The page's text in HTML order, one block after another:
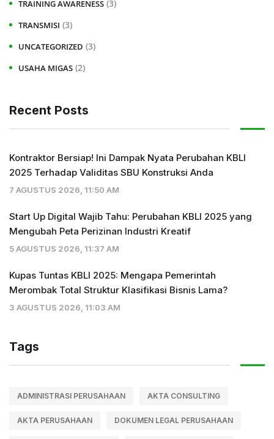
TRAINING AWARENESS (3)
TRANSMISI (3)
UNCATEGORIZED (3)
USAHA MIGAS (2)
Recent Posts
Kontraktor Bersiap! Ini Dampak Nyata Perubahan KBLI
2025 Terhadap Validitas SBU Konstruksi Anda
7 AGUSTUS 2026, 11:50 AM
Start Up Digital Wajib Tahu: Perubahan KBLI 2025 yang
Mengubah Peta Perizinan Industri Kreatif
5 AGUSTUS 2026, 11:37 AM
Kupas Tuntas KBLI 2025: Mengapa Pemerintah
Merombak Total Struktur Klasifikasi Bisnis Lama?
3 AGUSTUS 2026, 11:03 AM
Tags
ADMINISTRASI PERUSAHAAN AKTA CONSULTING
AKTA PERUSAHAAN DOKUMEN LEGAL PERUSAHAAN